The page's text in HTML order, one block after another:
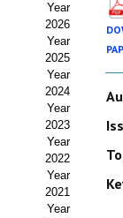
Organigrama
Estatutos
Hacerse socio
Noticias
Galería de
Web AIDA 2.0
Year
2026
Year
2025
Year
2024
Year
2023
Year
2022
Year
2021
Year